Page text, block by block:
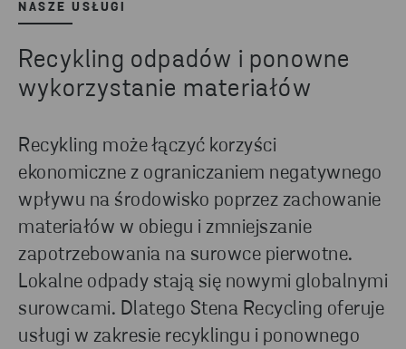
NASZE USŁUGI
Recykling odpadów i ponowne
wykorzystanie materiałów
Recykling może łączyć korzyści
ekonomiczne z ograniczaniem negatywnego
wpływu na środowisko poprzez zachowanie
materiałów w obiegu i zmniejszanie
zapotrzebowania na surowce pierwotne.
Lokalne odpady stają się nowymi globalnymi
surowcami. Dlatego Stena Recycling oferuje
usługi w zakresie recyklingu i ponownego